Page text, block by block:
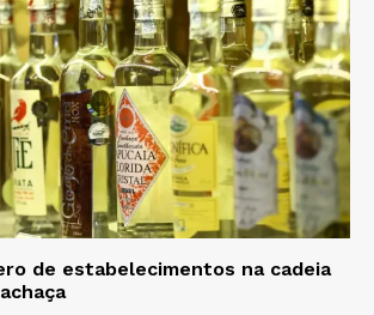
de estabelecimentos na cadeia